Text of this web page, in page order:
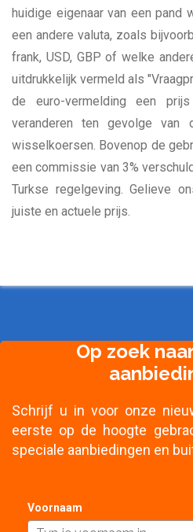
huidige eigenaar van een pand
een andere valuta, zoals
frank, USD, GBP of welke
uitdrukkelijk vermeld als
de euro-vermelding een
veranderen ten gevolge van
wisselkoersen. Bovenop de
een commissie van 3%
Turkse regelgeving. Gelieve
juiste en actuele prijs.
Op zoek
Schrijf u in voor onze
eerste op de hoogte
speciale aanbiedingen en
Voornaam